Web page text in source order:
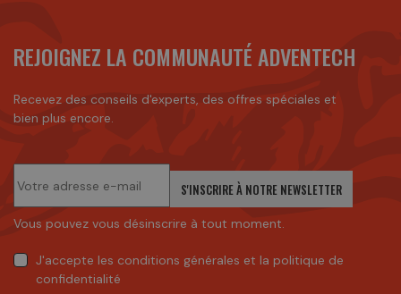
REJOIGNEZ LA COMMUNAUTÉ ADVENTECH
Recevez des conseils d'experts, des offres spéciales et
bien plus encore.
S'INSCRIRE À NOTRE NEWSLETTER
Vous pouvez vous désinscrire à tout moment.
J'accepte les conditions générales et la politique de
confidentialité